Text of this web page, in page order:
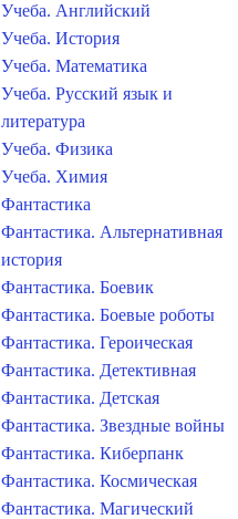
Учеба. Английский
Учеба. История
Учеба. Математика
Учеба. Русский язык и
литература
Учеба. Физика
Учеба. Химия
Фантастика
Фантастика. Альтернативная
история
Фантастика. Боевик
Фантастика. Боевые роботы
Фантастика. Героическая
Фантастика. Детективная
Фантастика. Детская
Фантастика. Звездные войны
Фантастика. Киберпанк
Фантастика. Космическая
Фантастика. Магический